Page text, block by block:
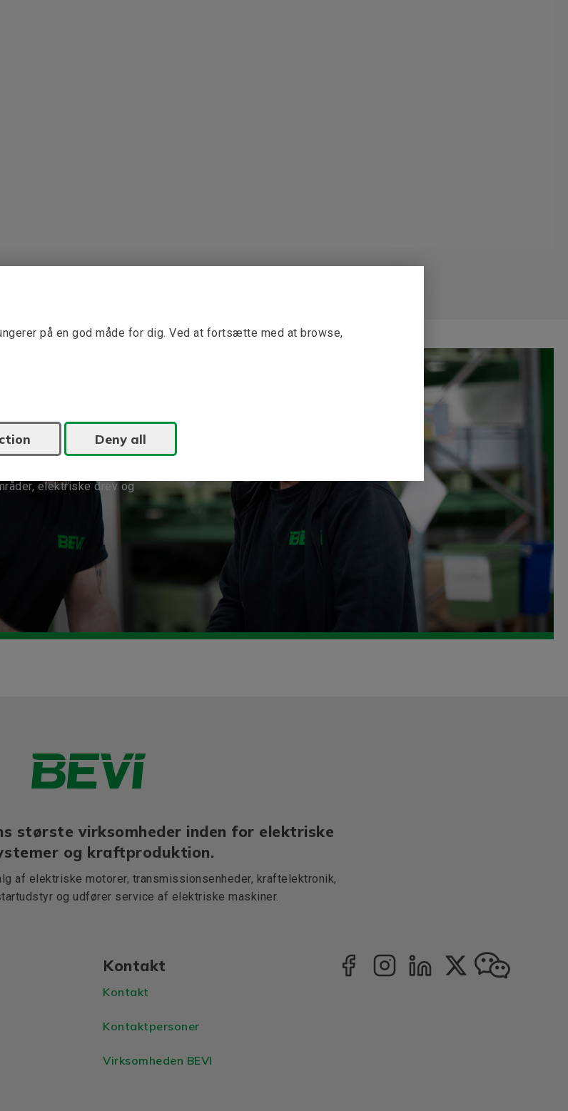
på en god måde for dig. Ved at fortsætte med at browse,
Deny all
elektriske drev og
største virksomheder inden for elektriske
og kraftproduktion.
af elektriske motorer, transmissionsenheder, kraftelektronik,
og udfører service af elektriske maskiner.
Kontakt
Kontakt
Kontaktpersoner
Virksomheden BEVI